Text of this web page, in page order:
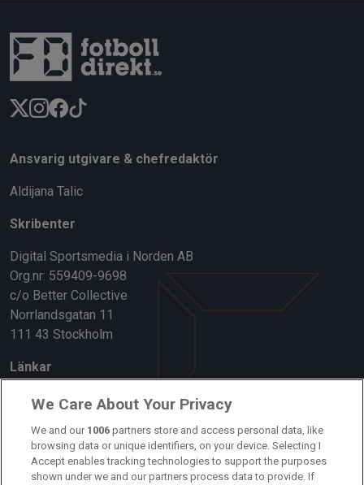
Ansvarig utgivare & chefredaktör
Aldijana Talic
Skribenter
Digital Sportsmedia i Norden AB
Org.nr: 559409-9698
c/o Better Collective
Norrlandsgatan 11
111 43 Stockholm
Länkar
Om oss
Kontakta oss
Kundtjänst
We Care About Your Privacy
We and our 1006 partners store and access personal data, like
browsing data or unique identifiers, on your device. Selecting I
Accept enables tracking technologies to support the purposes
shown under we and our partners process data to provide. If